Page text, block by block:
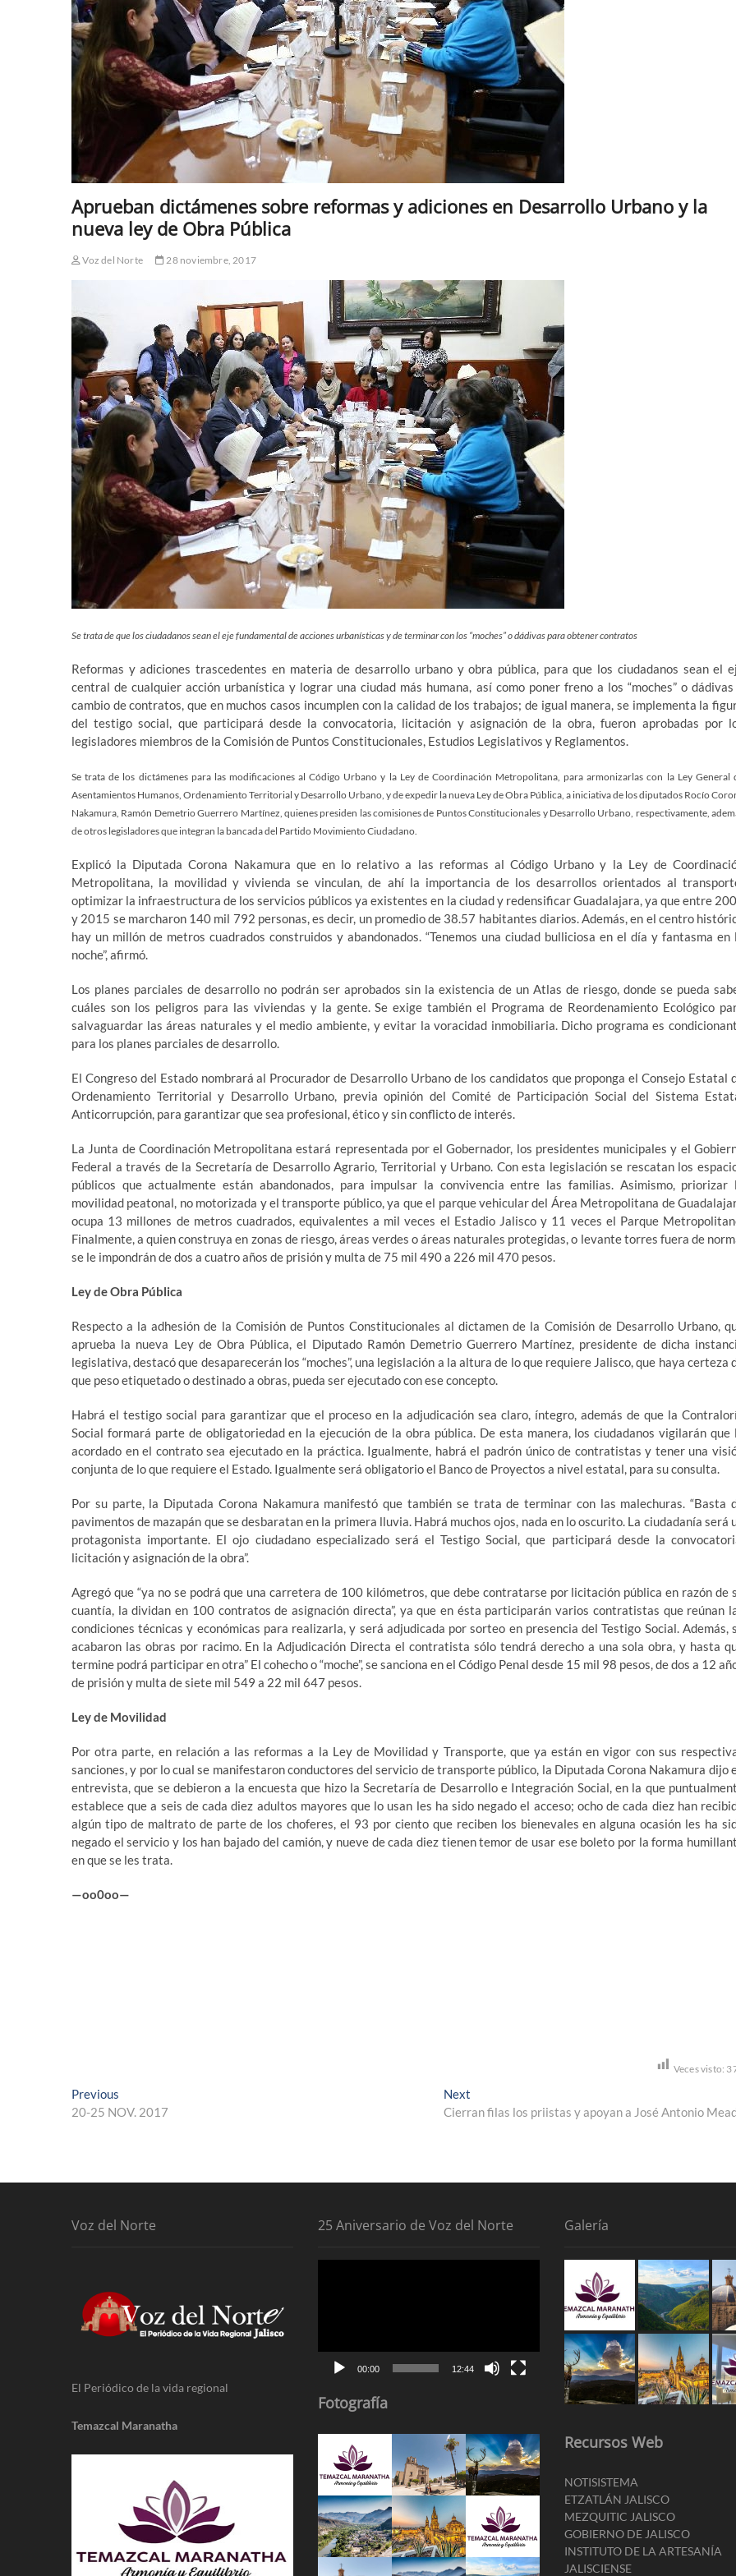
Aprueban dictámenes sobre reformas y adiciones en Desarrollo Urbano y la
nueva ley de Obra Pública
Voz del Norte 28 noviembre, 2017
Se trata de que los ciudadanos sean el eje fundamental de acciones urbanísticas y de terminar con los “moches” o dádivas para obtener contratos
Reformas y adiciones trascedentes en materia de desarrollo urbano y obra pública, para que los ciudadanos sean el
central de cualquier acción urbanística y lograr una ciudad más humana, así como poner freno a los “moches” o dádivas
cambio de contratos, que en muchos casos incumplen con la calidad de los trabajos; de igual manera, se implementa la
del testigo social, que participará desde la convocatoria, licitación y asignación de la obra, fueron aprobadas por
legisladores miembros de la Comisión de Puntos Constitucionales, Estudios Legislativos y Reglamentos.
Se trata de los dictámenes para las modificaciones al Código Urbano y la Ley de Coordinación Metropolitana, para armonizarlas con la Ley General
Asentamientos Humanos, Ordenamiento Territorial y Desarrollo Urbano, y de expedir la nueva Ley de Obra Pública, a iniciativa de los diputados Rocío
Nakamura, Ramón Demetrio Guerrero Martínez, quienes presiden las comisiones de Puntos Constitucionales y Desarrollo Urbano, respectivamente,
de otros legisladores que integran la bancada del Partido Movimiento Ciudadano.
Explicó la Diputada Corona Nakamura que en lo relativo a las reformas al Código Urbano y la Ley de
Metropolitana, la movilidad y vivienda se vinculan, de ahí la importancia de los desarrollos orientados al
optimizar la infraestructura de los servicios públicos ya existentes en la ciudad y redensificar Guadalajara, ya que entre
y 2015 se marcharon 140 mil 792 personas, es decir, un promedio de 38.57 habitantes diarios. Además, en el centro
hay un millón de metros cuadrados construidos y abandonados. “Tenemos una ciudad bulliciosa en el día y fantasma en
noche”, afirmó.
Los planes parciales de desarrollo no podrán ser aprobados sin la existencia de un Atlas de riesgo, donde se pueda
cuáles son los peligros para las viviendas y la gente. Se exige también el Programa de Reordenamiento Ecológico
salvaguardar las áreas naturales y el medio ambiente, y evitar la voracidad inmobiliaria. Dicho programa es
para los planes parciales de desarrollo.
El Congreso del Estado nombrará al Procurador de Desarrollo Urbano de los candidatos que proponga el Consejo Estatal
Ordenamiento Territorial y Desarrollo Urbano, previa opinión del Comité de Participación Social del Sistema
Anticorrupción, para garantizar que sea profesional, ético y sin conflicto de interés.
La Junta de Coordinación Metropolitana estará representada por el Gobernador, los presidentes municipales y el
Federal a través de la Secretaría de Desarrollo Agrario, Territorial y Urbano. Con esta legislación se rescatan los
públicos que actualmente están abandonados, para impulsar la convivencia entre las familias. Asimismo, priorizar
movilidad peatonal, no motorizada y el transporte público, ya que el parque vehicular del Área Metropolitana de
ocupa 13 millones de metros cuadrados, equivalentes a mil veces el Estadio Jalisco y 11 veces el Parque
Finalmente, a quien construya en zonas de riesgo, áreas verdes o áreas naturales protegidas, o levante torres fuera de
se le impondrán de dos a cuatro años de prisión y multa de 75 mil 490 a 226 mil 470 pesos.
Ley de Obra Pública
Respecto a la adhesión de la Comisión de Puntos Constitucionales al dictamen de la Comisión de Desarrollo Urbano,
aprueba la nueva Ley de Obra Pública, el Diputado Ramón Demetrio Guerrero Martínez, presidente de dicha
legislativa, destacó que desaparecerán los “moches”, una legislación a la altura de lo que requiere Jalisco, que haya certeza
que peso etiquetado o destinado a obras, pueda ser ejecutado con ese concepto.
Habrá el testigo social para garantizar que el proceso en la adjudicación sea claro, íntegro, además de que la
Social formará parte de obligatoriedad en la ejecución de la obra pública. De esta manera, los ciudadanos vigilarán que
acordado en el contrato sea ejecutado en la práctica. Igualmente, habrá el padrón único de contratistas y tener una
conjunta de lo que requiere el Estado. Igualmente será obligatorio el Banco de Proyectos a nivel estatal, para su consulta.
Por su parte, la Diputada Corona Nakamura manifestó que también se trata de terminar con las malechuras. “Basta
pavimentos de mazapán que se desbaratan en la primera lluvia. Habrá muchos ojos, nada en lo oscurito. La ciudadanía será
protagonista importante. El ojo ciudadano especializado será el Testigo Social, que participará desde la
licitación y asignación de la obra”.
Agregó que “ya no se podrá que una carretera de 100 kilómetros, que debe contratarse por licitación pública en razón de
cuantía, la dividan en 100 contratos de asignación directa”, ya que en ésta participarán varios contratistas que reúnan
condiciones técnicas y económicas para realizarla, y será adjudicada por sorteo en presencia del Testigo Social. Además,
acabaron las obras por racimo. En la Adjudicación Directa el contratista sólo tendrá derecho a una sola obra, y hasta
termine podrá participar en otra” El cohecho o “moche”, se sanciona en el Código Penal desde 15 mil 98 pesos, de dos a 12
de prisión y multa de siete mil 549 a 22 mil 647 pesos.
Ley de Movilidad
Por otra parte, en relación a las reformas a la Ley de Movilidad y Transporte, que ya están en vigor con sus
sanciones, y por lo cual se manifestaron conductores del servicio de transporte público, la Diputada Corona Nakamura dijo
entrevista, que se debieron a la encuesta que hizo la Secretaría de Desarrollo e Integración Social, en la que
establece que a seis de cada diez adultos mayores que lo usan les ha sido negado el acceso; ocho de cada diez han
algún tipo de maltrato de parte de los choferes, el 93 por ciento que reciben los bienevales en alguna ocasión les ha
negado el servicio y los han bajado del camión, y nueve de cada diez tienen temor de usar ese boleto por la forma
en que se les trata.
—oo0oo—
Veces visto:
Navegación
de
Previous
post:
20-25 NOV. 2017
Next
post:
Cierran filas los priistas y apoyan a José Antonio
Voz del Norte
El Periódico de la vida regional
Temazcal Maranatha
25 Aniversario de Voz del Norte
00:00 12:44
Fotografía
Galería
Recursos Web
NOTISISTEMA
ETZATLÁN JALISCO
MEZQUITIC JALISCO
GOBIERNO DE JALISCO
INSTITUTO DE LA ARTESANÍA
JALISCIENSE